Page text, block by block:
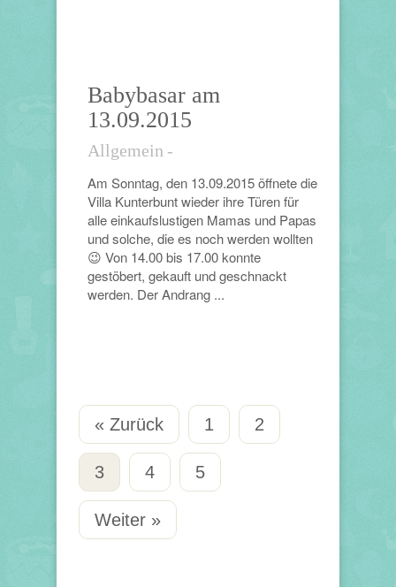
Babybasar am
13.09.2015
Allgemein -
Am Sonntag, den 13.09.2015 öffnete die
Villa Kunterbunt wieder ihre Türen für
alle einkaufslustigen Mamas und Papas
und solche, die es noch werden wollten
😉 Von 14.00 bis 17.00 konnte
gestöbert, gekauft und geschnackt
werden. Der Andrang ...
« Zurück 1 2
3 4 5
Weiter »